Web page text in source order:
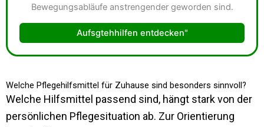
Bewegungsabläufe anstrengender geworden sind.
Aufsgtehhilfen entdecken"
Welche Pflegehilfsmittel für Zuhause sind besonders sinnvoll?
Welche Hilfsmittel passend sind, hängt stark von der
persönlichen Pflegesituation ab. Zur Orientierung